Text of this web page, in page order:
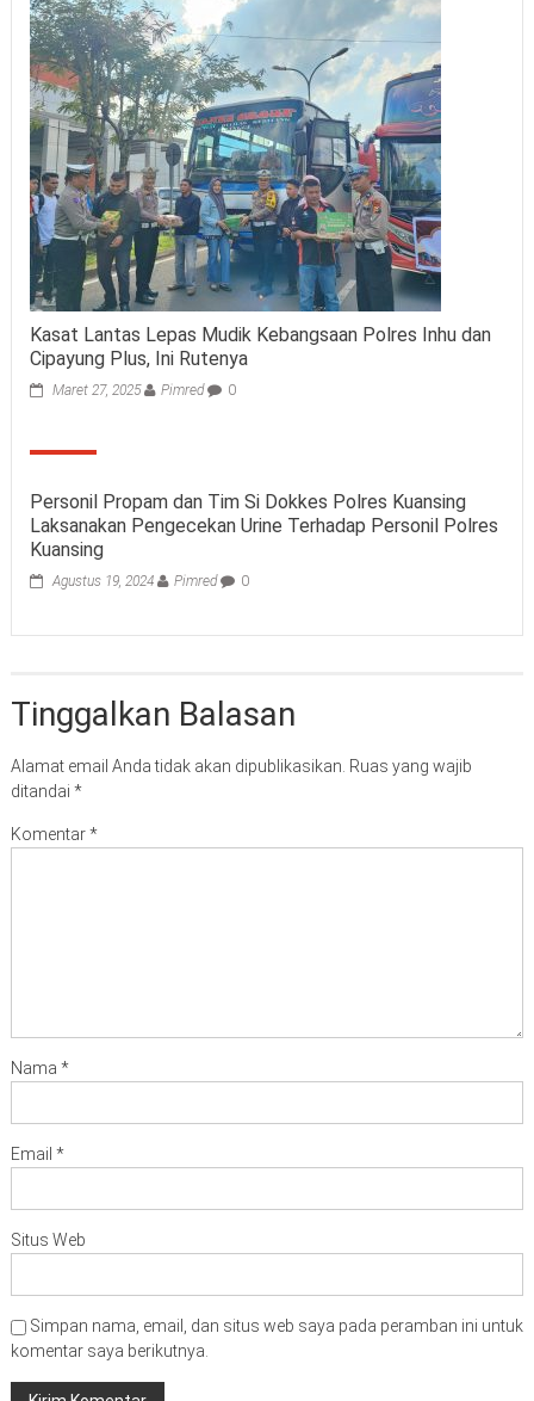
Kasat Lantas Lepas Mudik Kebangsaan Polres Inhu dan
Cipayung Plus, Ini Rutenya
Maret 27, 2025 Pimred 0
Personil Propam dan Tim Si Dokkes Polres Kuansing
Laksanakan Pengecekan Urine Terhadap Personil Polres
Kuansing
Agustus 19, 2024 Pimred 0
Tinggalkan Balasan
Alamat email Anda tidak akan dipublikasikan. Ruas yang wajib
ditandai *
Komentar*
Nama *
Email *
Situs Web
Simpan nama, email, dan situs web saya pada peramban ini untuk
komentar saya berikutnya.